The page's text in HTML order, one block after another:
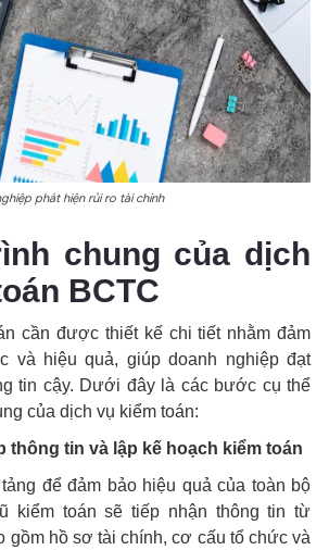
phát hiện rủi ro tài chính
chung của dịch
BCTC
cần được thiết kế chi tiết nhằm đảm
và hiệu quả, giúp doanh nghiệp đạt
tin cậy. Dưới đây là các bước cụ thể
của dịch vụ kiểm toán:
thông tin và lập kế hoạch kiểm toán
để đảm bảo hiệu quả của toàn bộ
kiểm toán sẽ tiếp nhận thông tin từ
gồm hồ sơ tài chính, cơ cấu tổ chức và